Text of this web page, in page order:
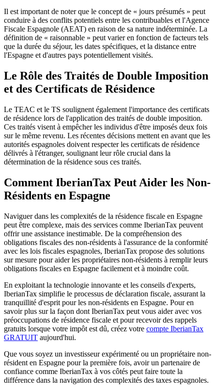
Il est important de noter que le concept de « jours présumés » peut
conduire à des conflits potentiels entre les contribuables et l'Agence
Fiscale Espagnole (AEAT) en raison de sa nature indéterminée. La
définition de « raisonnable » peut varier en fonction de facteurs tels
que la durée du séjour, les dates spécifiques, et la distance entre
l'Espagne et d'autres pays potentiellement visités.
Le Rôle des Traités de Double Imposition
et des Certificats de Résidence
Le TEAC et le TS soulignent également l'importance des certificats
de résidence lors de l'application des traités de double imposition.
Ces traités visent à empêcher les individus d'être imposés deux fois
sur le même revenu. Les récentes décisions mettent en avant que les
autorités espagnoles doivent respecter les certificats de résidence
délivrés à l'étranger, soulignant leur rôle crucial dans la
détermination de la résidence sous ces traités.
Comment IberianTax Peut Aider les Non-
Résidents en Espagne
Naviguer dans les complexités de la résidence fiscale en Espagne
peut être complexe, mais des services comme IberianTax peuvent
offrir une assistance inestimable. De la compréhension des
obligations fiscales des non-résidents à l'assurance de la conformité
avec les lois fiscales espagnoles, IberianTax propose des solutions
sur mesure pour aider les propriétaires non-résidents à remplir leurs
obligations fiscales en Espagne facilement et à moindre coût.
En exploitant la technologie innovante et les conseils d'experts,
IberianTax simplifie le processus de déclaration fiscale, assurant la
tranquillité d'esprit pour les non-résidents en Espagne. Pour en
savoir plus sur la façon dont IberianTax peut vous aider avec vos
préoccupations de résidence fiscale et pour recevoir des rappels
gratuits lorsque votre impôt est dû, créez votre compte IberianTax
GRATUIT aujourd'hui.
Que vous soyez un investisseur expérimenté ou un propriétaire non-
résident en Espagne pour la première fois, avoir un partenaire de
confiance comme IberianTax à vos côtés peut faire toute la
différence dans la navigation des complexités des taxes espagnoles.